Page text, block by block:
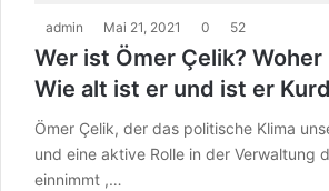
admin Mai 21, 2021 0 52
Wer ist Ömer Çelik?
Wie alt ist er und ist er
Ömer Çelik, der das politische Klima
und eine aktive Rolle in der Verwaltung
einnimmt ,…